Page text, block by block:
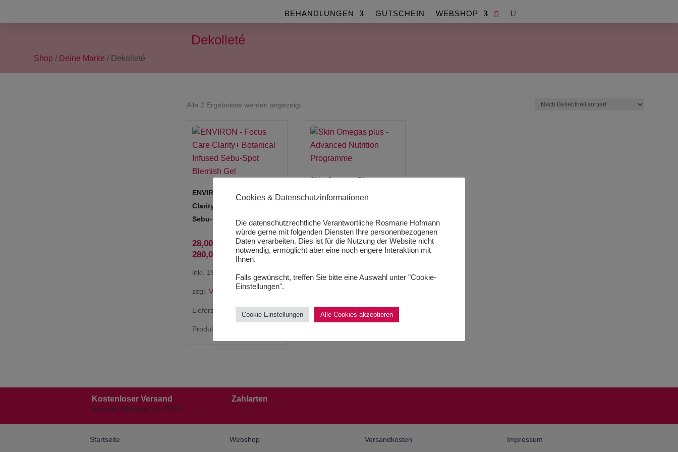
BEHANDLUNGEN GUTSCHEIN WEBSHOP
Dekolleté
Shop / Deine Marke / Dekolleté
Alle 2 Ergebnisse werden angezeigtNach
sortiert
ENVIRON – Focus Care
Clarity+ Botanical Infused
Sebu-Spot Blemish Gel
28,00
280,00
100 ml
inkl. 19 % MwSt.
zzgl. Versandkosten
Lieferzeit: 1-3 Werktage
Produkt enthält: 10
Skin Omegas Plus –
Advanced Nutrition
32,00€
42,11€/ 100 g
Lieferzeit: 1-3 Werktage
Kostenloser Versand
ab einem Warenwert von 50,- €.
Zahlarten
Startseite
Webshop
Versandkosten
Impressum
Cookies & Datenschutzinformationen
Die datenschutzrechtliche Verantwortliche Rosmarie Hofmann
würde gerne mit folgenden Diensten Ihre personenbezogenen
Daten verarbeiten. Dies ist für die Nutzung der Website nicht
notwendig, ermöglicht aber eine noch engere Interaktion mit
Ihnen.
Falls gewünscht, treffen Sie bitte eine Auswahl unter "Cookie-
Einstellungen".
Cookie-Einstellungen Alle Cookies akzeptieren